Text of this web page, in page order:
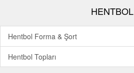
HENTBOL
Hentbol Forma & Şort
Hentbol Topları